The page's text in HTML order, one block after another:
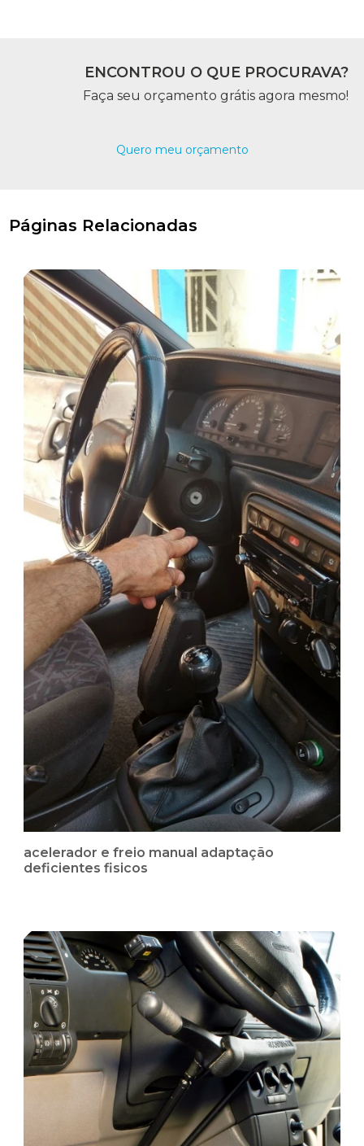
ENCONTROU O QUE PROCURAVA?
Faça seu orçamento grátis agora mesmo!
Quero meu orçamento
Páginas Relacionadas
acelerador e freio manual adaptação
deficientes fisicos